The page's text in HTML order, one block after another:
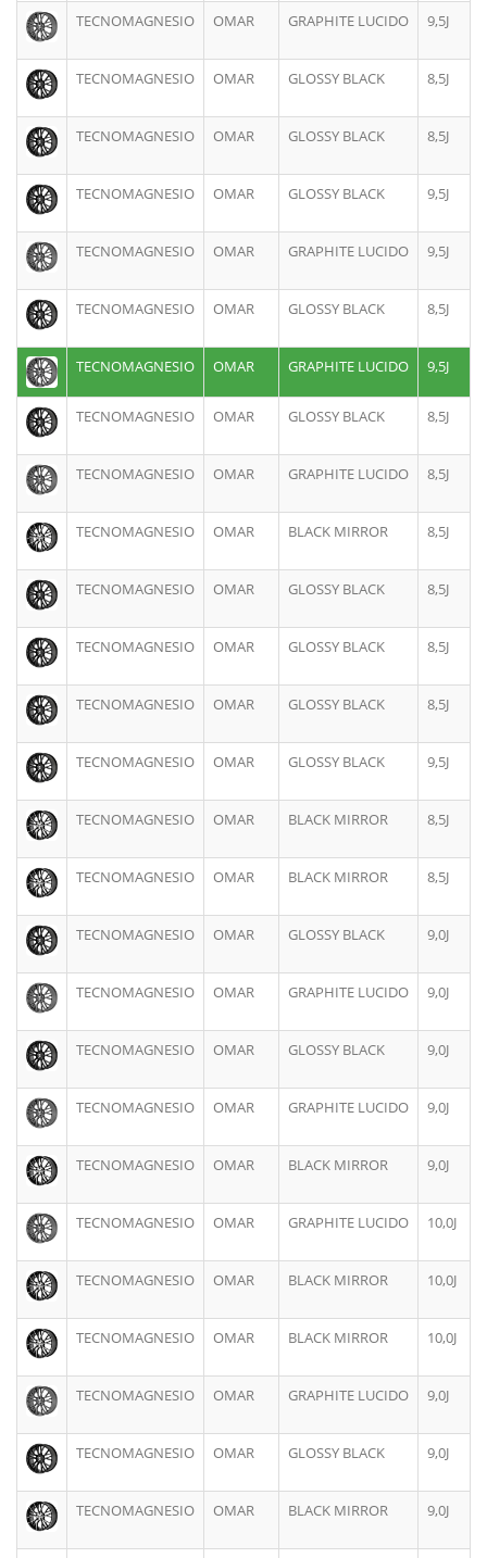
TECNOMAGNESIO OMAR GRAPHITE LUCIDO 9,5J
TECNOMAGNESIO OMAR GLOSSY BLACK 8,5J
TECNOMAGNESIO OMAR GLOSSY BLACK 8,5J
TECNOMAGNESIO OMAR GLOSSY BLACK 9,5J
TECNOMAGNESIO OMAR GRAPHITE LUCIDO 9,5J
TECNOMAGNESIO OMAR GLOSSY BLACK 8,5J
TECNOMAGNESIO OMAR GRAPHITE LUCIDO 9,5J
TECNOMAGNESIO OMAR GLOSSY BLACK 8,5J
TECNOMAGNESIO OMAR GRAPHITE LUCIDO 8,5J
TECNOMAGNESIO OMAR BLACK MIRROR 8,5J
TECNOMAGNESIO OMAR GLOSSY BLACK 8,5J
TECNOMAGNESIO OMAR GLOSSY BLACK 8,5J
TECNOMAGNESIO OMAR GLOSSY BLACK 8,5J
TECNOMAGNESIO OMAR GLOSSY BLACK 9,5J
TECNOMAGNESIO OMAR BLACK MIRROR 8,5J
TECNOMAGNESIO OMAR BLACK MIRROR 8,5J
TECNOMAGNESIO OMAR GLOSSY BLACK 9,0J
TECNOMAGNESIO OMAR GRAPHITE LUCIDO 9,0J
TECNOMAGNESIO OMAR GLOSSY BLACK 9,0J
TECNOMAGNESIO OMAR GRAPHITE LUCIDO 9,0J
TECNOMAGNESIO OMAR BLACK MIRROR 9,0J
TECNOMAGNESIO OMAR GRAPHITE LUCIDO 10,0J
TECNOMAGNESIO OMAR BLACK MIRROR 10,0J
TECNOMAGNESIO OMAR BLACK MIRROR 10,0J
TECNOMAGNESIO OMAR GRAPHITE LUCIDO 9,0J
TECNOMAGNESIO OMAR GLOSSY BLACK 9,0J
TECNOMAGNESIO OMAR BLACK MIRROR 9,0J